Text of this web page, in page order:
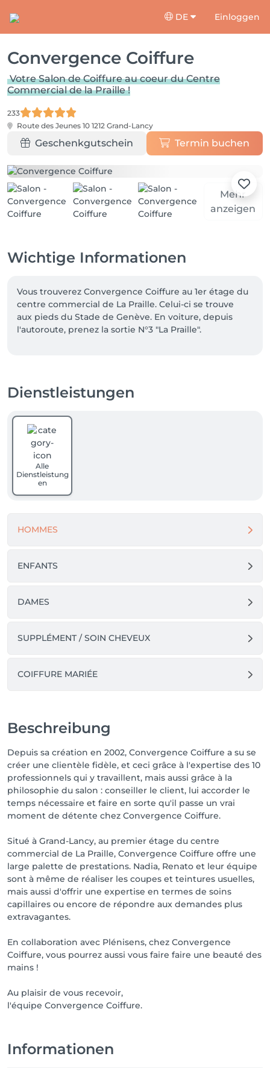
DE Einloggen
Convergence Coiffure
Votre Salon de Coiffure au coeur du Centre
Commercial de la Praille !
233
Route des Jeunes 10 1212 Grand-Lancy
Geschenkgutschein Termin buchen
Mehr
anzeigen
Wichtige Informationen
Vous trouverez Convergence Coiffure au 1er étage du
centre commercial de La Praille. Celui-ci se trouve
aux pieds du Stade de Genève. En voiture, depuis
l'autoroute, prenez la sortie N°3 "La Praille".
de varier selon le diagnostic réalisé à votre arrivée au
vous confiez votre beauté. Dans tous les cas, un devis
précis vous sera proposé et toutes réalisations de
prestations seront effectuées avec votre accord.
Un grand merci d'avance pour votre compréhension.
Au plaisir de vous recevoir très vite.
Dienstleistungen
Alle
Dienstleistung
en
HOMMES
ENFANTS
DAMES
SUPPLÉMENT / SOIN CHEVEUX
COIFFURE MARIÉE
Beschreibung
Depuis sa création en 2002, Convergence Coiffure a su se
créer une clientèle fidèle, et ceci grâce à l'expertise des 10
professionnels qui y travaillent, mais aussi grâce à la
philosophie du salon : conseiller le client, lui accorder le
temps nécessaire et faire en sorte qu'il passe un vrai
moment de détente chez Convergence Coiffure.
Situé à Grand-Lancy, au premier étage du centre
commercial de La Praille, Convergence Coiffure offre une
large palette de prestations. Nadia, Renato et leur équipe
sont à même de réaliser les coupes et teintures usuelles,
mais aussi d'offrir une expertise en termes de soins
capillaires ou encore de répondre aux demandes plus
extravagantes.
En collaboration avec Plénisens, chez Convergence
Coiffure, vous pourrez aussi vous faire faire une beauté des
mains !
Au plaisir de vous recevoir,
l'équipe Convergence Coiffure.
Informationen